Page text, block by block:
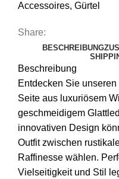
Menge
Accessoires, Gürtel
Share:
BESCHREIBUNG
Beschreibung
Entdecken Sie
Seite aus luxuriösem
geschmeidigem
innovativen Design
Outfit zwischen
Raffinesse wählen.
Vielseitigkeit und Stil